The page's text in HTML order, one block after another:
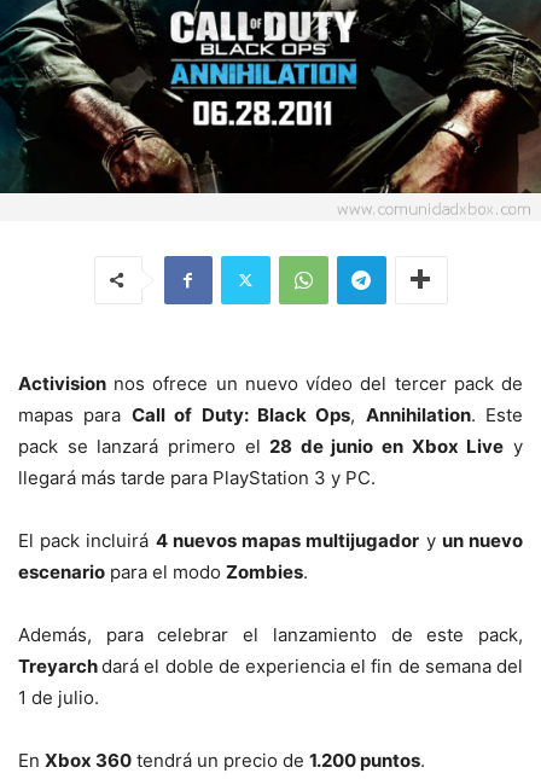
Activision nos ofrece un nuevo vídeo del tercer pack de
mapas para Call of Duty: Black Ops, Annihilation. Este
pack se lanzará primero el 28 de junio en Xbox Live y
llegará más tarde para PlayStation 3 y PC.
El pack incluirá 4 nuevos mapas multijugador y un nuevo
escenario para el modo Zombies.
Además, para celebrar el lanzamiento de este pack,
Treyarchdará el doble de experiencia el fin de semana del
1 de julio.
En Xbox 360 tendrá un precio de 1.200 puntos.